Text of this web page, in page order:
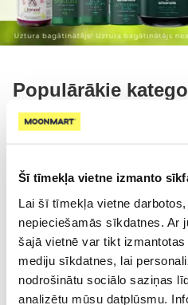
Šī tīmekļa vietne izmanto
Lai šī tīmekļa vietne
nepieciešamās sīkdatnes. Ar
šajā vietnē var tikt
mediju sīkdatnes, lai
nodrošinātu sociālo saziņas
analizētu mūsu datplūsmu.
Populārākie